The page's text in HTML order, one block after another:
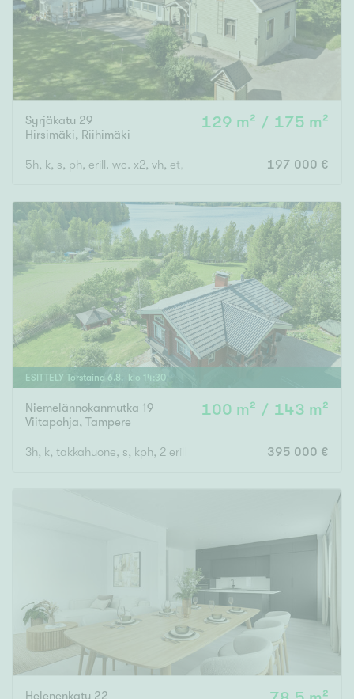
Syrjäkatu 29
Hirsimäki, Riihimäki
129 m² / 175 m²
5h, k, s, ph, erill. wc. x2, vh, et, katettu terassi, parveke
197 000 €
ESITTELY Torstaina 6.8. klo 14:30
Niemelännokanmutka 19
Viitapohja, Tampere
100 m² / 143 m²
3h, k, takkahuone, s, kph, 2 erillis wc, khh, varastohuone,
395 000 €
Helenenkatu 22